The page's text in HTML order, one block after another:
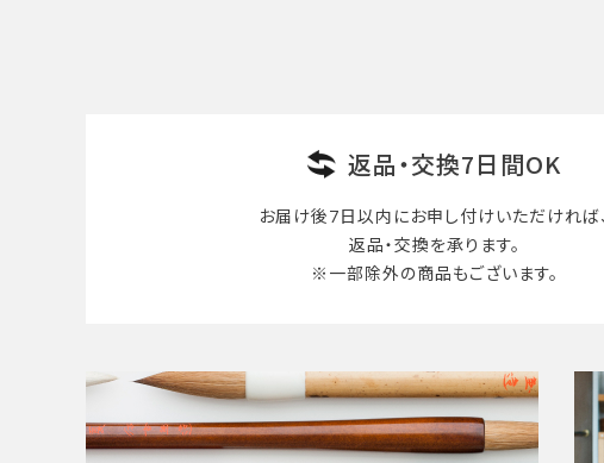
返品・交換7日間OK
お届け後7日以内にお申し付けいただければ
返品・交換を承ります。
※一部除外の商品もございます。